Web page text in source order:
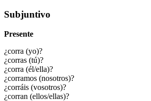
Subjuntivo
Presente
¿corra (yo)?
¿corras (tú)?
¿corra (él/ella)?
¿corramos (nosotros)?
¿corráis (vosotros)?
¿corran (ellos/ellas)?